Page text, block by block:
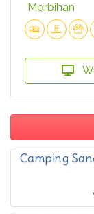
Morbihan
Camping